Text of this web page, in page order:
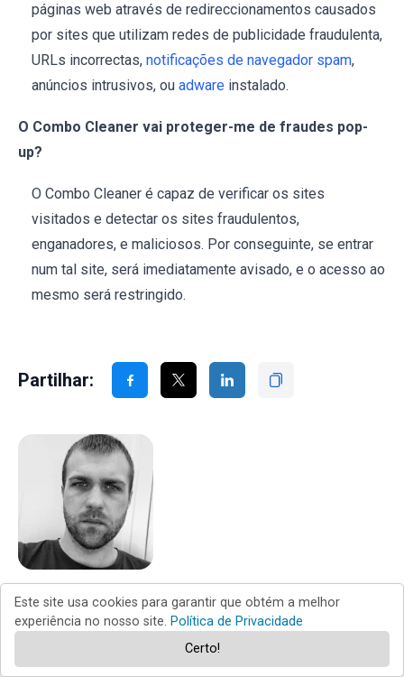
páginas web através de redireccionamentos causados
por sites que utilizam redes de publicidade fraudulenta,
URLs incorrectas, notificações de navegador spam,
anúncios intrusivos, ou adware instalado.
O Combo Cleaner vai proteger-me de fraudes pop-
up?
O Combo Cleaner é capaz de verificar os sites
visitados e detectar os sites fraudulentos,
enganadores, e maliciosos. Por conseguinte, se entrar
num tal site, será imediatamente avisado, e o acesso ao
mesmo será restringido.
Partilhar:
Tomas Meskauskas
Pesquisador especialista em segurança, analista
Este site usa cookies para garantir que obtém a melhor
experiência no nosso site. Política de Privacidade
Certo!